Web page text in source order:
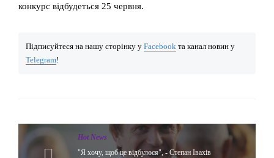
конкурс відбудеться 25 червня.
Підписуйтеся на нашу сторінку у Facebook та канал новин у
Telegram!
Hot News
"Я хочу, щоб це відбулося", - Степан Івахів